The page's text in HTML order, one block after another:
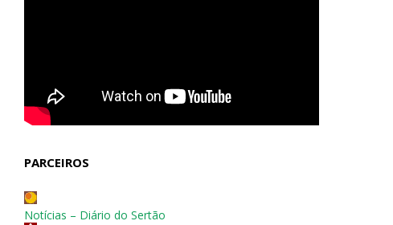
PARCEIROS
Notícias – Diário do Sertão